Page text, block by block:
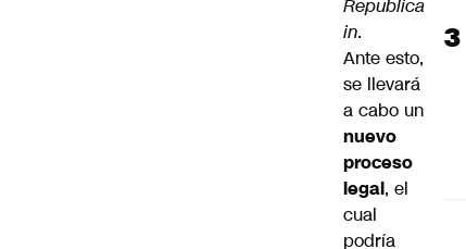
Républica
in.
Ante esto,
se llevará
a cabo un
nuevo
proceso
legal, el
cual
podría